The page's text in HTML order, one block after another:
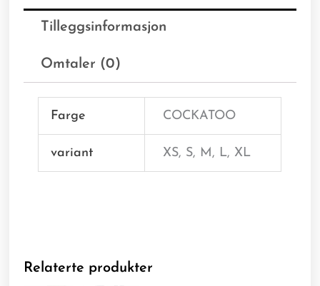
Tilleggsinformasjon
Omtaler (0)
Farge COCKATOO
variant XS, S, M, L, XL
Relaterte produkter